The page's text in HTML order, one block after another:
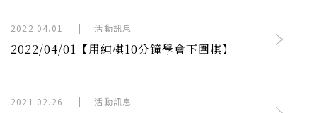
2022.04.01 | 活動訊息
2022/04/01【用純棋10分鐘學會下圍棋】
2021.02.26 | 活動訊息